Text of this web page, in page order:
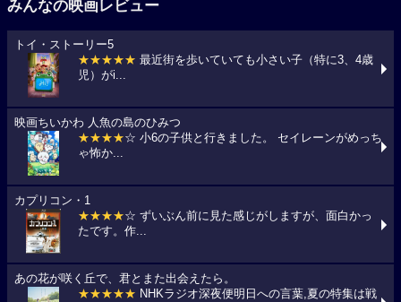
みんなの映画レビュー
トイ・ストーリー5
★★★★★ 最近街を歩いていても小さい子（特に3、4歳
児）がi...
映画ちいかわ 人魚の島のひみつ
★★★★☆ 小6の子供と行きました。 セイレーンがめっち
ゃ怖か...
カプリコン・1
★★★★☆ ずいぶん前に見た感じがしますが、面白かっ
たです。作...
あの花が咲く丘で、君とまた出会えたら。
★★★★★ NHKラジオ深夜便明日への言葉,夏の特集は戦